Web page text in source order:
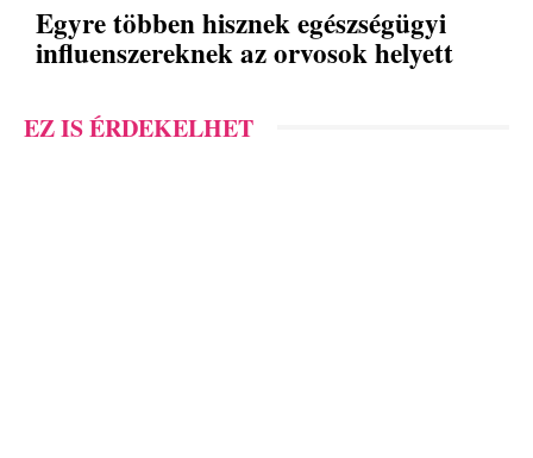
Egyre többen hisznek egészségügyi
influenszereknek az orvosok helyett
EZ IS ÉRDEKELHET